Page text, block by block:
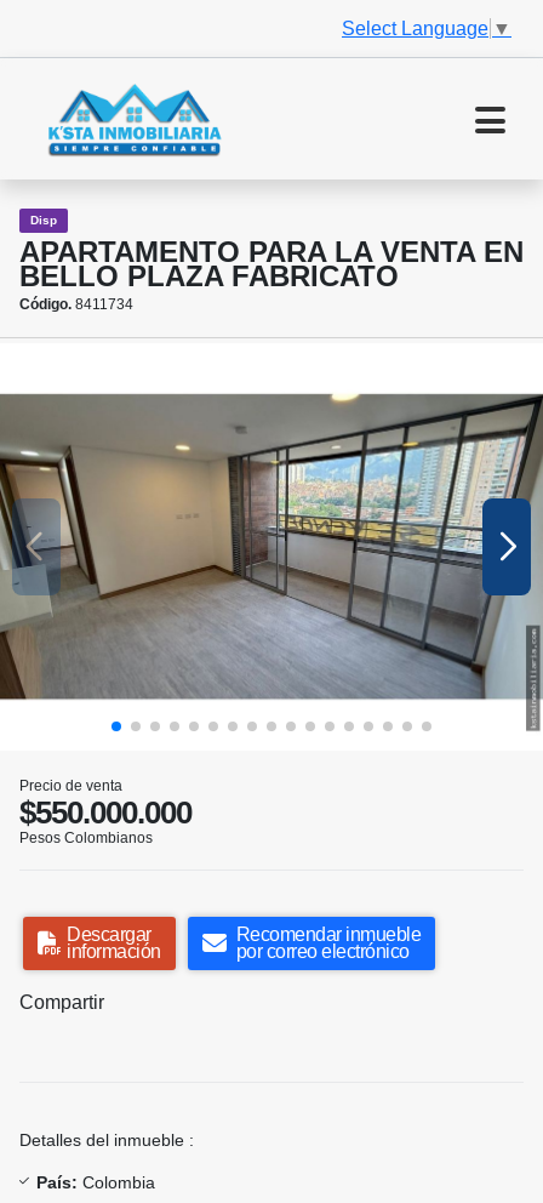
Select Language ▼
Disp
APARTAMENTO PARA LA VENTA EN
BELLO PLAZA FABRICATO
Código. 8411734
Precio de venta
$550.000.000
Pesos Colombianos
Descargar
información
Recomendar inmueble
por correo electrónico
Compartir
Detalles del inmueble :
País: Colombia